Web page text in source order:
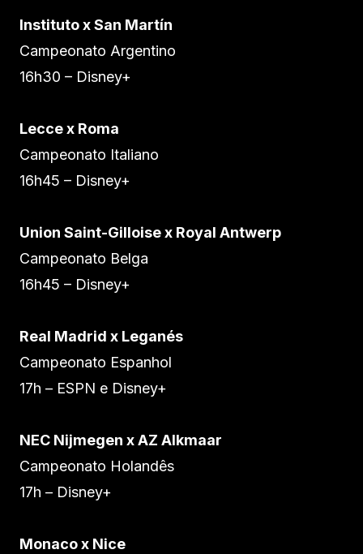
Instituto x San Martín
Campeonato Argentino
16h30 – Disney+
Lecce x Roma
Campeonato Italiano
16h45 – Disney+
Union Saint-Gilloise x Royal Antwerp
Campeonato Belga
16h45 – Disney+
Real Madrid x Leganés
Campeonato Espanhol
17h – ESPN e Disney+
NEC Nijmegen x AZ Alkmaar
Campeonato Holandês
17h – Disney+
Monaco x Nice